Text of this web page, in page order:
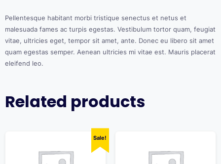
Pellentesque habitant morbi tristique senectus et netus et
malesuada fames ac turpis egestas. Vestibulum tortor quam, feugiat
vitae, ultricies eget, tempor sit amet, ante. Donec eu libero sit amet
quam egestas semper. Aenean ultricies mi vitae est. Mauris placerat
eleifend leo.
Related products
Sale!